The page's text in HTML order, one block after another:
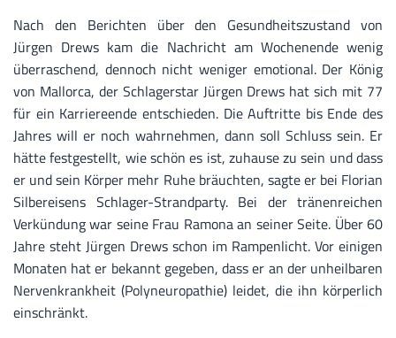
Nach den Berichten über den Gesundheitszustand von
Jürgen Drews kam die Nachricht am Wochenende wenig
überraschend, dennoch nicht weniger emotional. Der König
von Mallorca, der Schlagerstar Jürgen Drews hat sich mit 77
für ein Karriereende entschieden. Die Auftritte bis Ende des
Jahres will er noch wahrnehmen, dann soll Schluss sein. Er
hätte festgestellt, wie schön es ist, zuhause zu sein und dass
er und sein Körper mehr Ruhe bräuchten, sagte er bei Florian
Silbereisens Schlager-Strandparty. Bei der tränenreichen
Verkündung war seine Frau Ramona an seiner Seite. Über 60
Jahre steht Jürgen Drews schon im Rampenlicht. Vor einigen
Monaten hat er bekannt gegeben, dass er an der unheilbaren
Nervenkrankheit (Polyneuropathie) leidet, die ihn körperlich
einschränkt.